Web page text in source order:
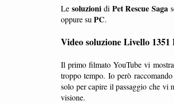
Le soluzionidi Pet Rescue Saga
oppure su PC.
Video soluzione Livello 1351
Il primo filmato YouTube vi mostra
troppo tempo. Io però
solo per capire il passaggio che vi
visione.